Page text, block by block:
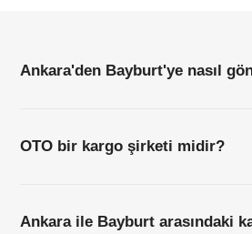
Ankara'den Bayburt'ye nasıl
OTO bir kargo şirketi midir?
Ankara ile Bayburt arasındaki